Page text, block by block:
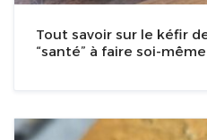
Tout savoir sur le kéfir
“santé” à faire soi-même